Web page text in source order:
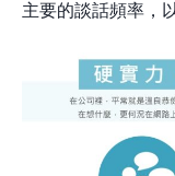
主要的談話頻率，